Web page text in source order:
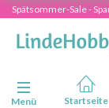
Spätsommer-Sale -
Anzeige ändern
Menü